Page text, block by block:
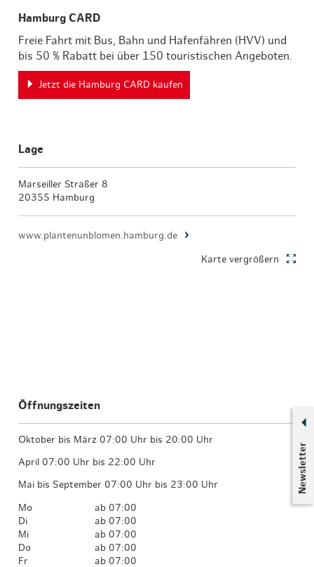
Newsletter
Hamburg CARD
Freie Fahrt mit Bus, Bahn und Hafenfähren (HVV) und
bis 50 % Rabatt bei über 150 touristischen Angeboten.
Jetzt die Hamburg CARD kaufen
Lage
Marseiller Straßer 8
20355 Hamburg
www.plantenunblomen.hamburg.de
Karte vergrößern
Öffnungszeiten
Oktober bis März 07:00 Uhr bis 20:00 Uhr
April 07:00 Uhr bis 22:00 Uhr
Mai bis September 07:00 Uhr bis 23:00 Uhr
Mo
ab 07:00
Di
ab 07:00
Mi
ab 07:00
Do
ab 07:00
Fr
ab 07:00